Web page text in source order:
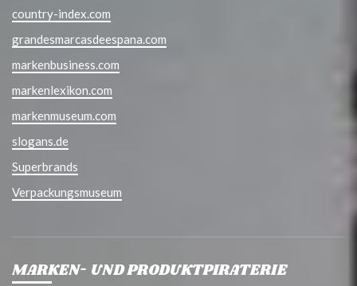
country-index.com
grandesmarcasdeespana.com
markenbusiness.com
markenlexikon.com
markenmuseum.com
slogans.de
Superbrands
Verpackungsmuseum
MARKEN- UND PRODUKTPIRATERIE